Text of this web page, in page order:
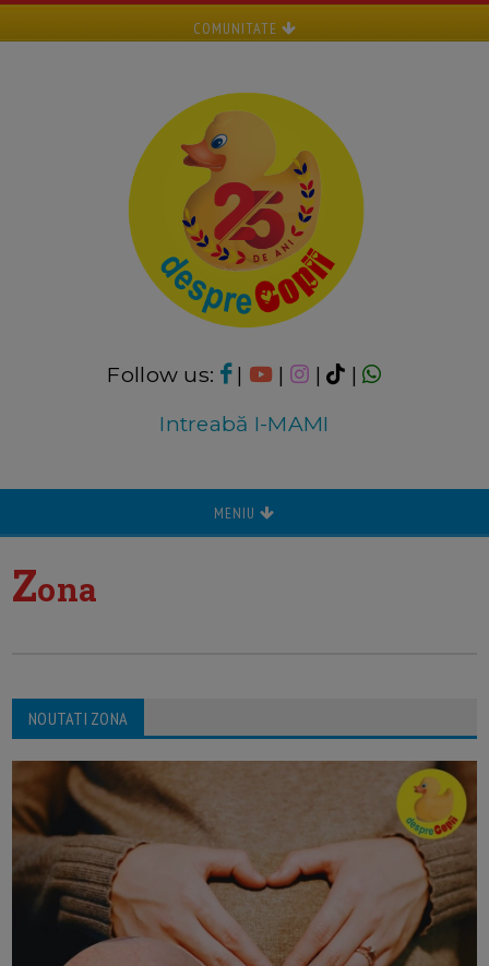
COMUNITATE
Follow us: | | |
|
Intreabă I-MAMI
MENIU
Zona
NOUTATI ZONA